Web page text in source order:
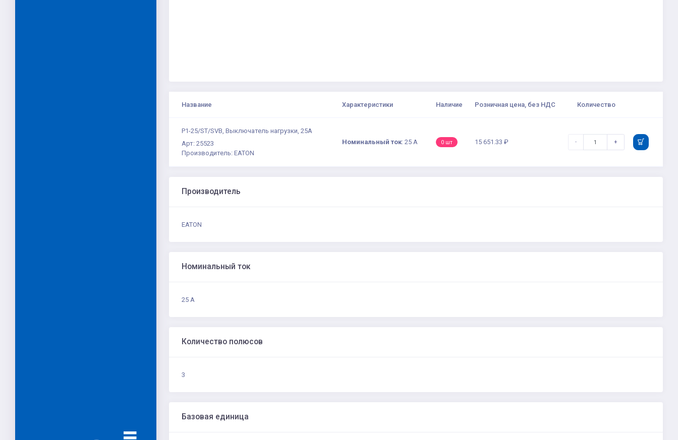
Название Характеристики Наличие Розничная цена, без НДС Количество
P1-25/ST/SVB, Выключатель нагрузки, 25A
Арт: 25523
Производитель: EATON
Номинальный ток: 25 А 0 шт 15 651.33 ₽ - +
Производитель
EATON
Номинальный ток
25 А
Количество полюсов
3
Базовая единица